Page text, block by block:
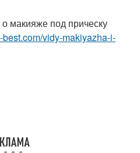
макияже под прическу
vidy-makiyazha-i-